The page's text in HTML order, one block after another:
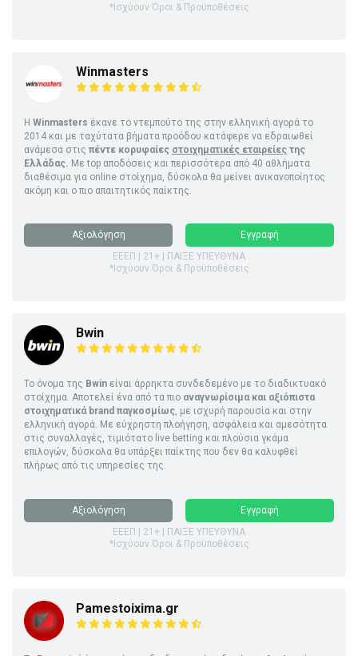
*Ισχύουν Όροι & Προϋποθέσεις
Winmasters
Η Winmasters έκανε το ντεμπούτο της στην ελληνική αγορά το
2014 και με ταχύτατα βήματα προόδου κατάφερε να εδραιωθεί
ανάμεσα στις πέντε κορυφαίες στοιχηματικές εταιρείες της
Ελλάδας. Με top αποδόσεις και περισσότερα από 40 αθλήματα
διαθέσιμα για online στοίχημα, δύσκολα θα μείνει ανικανοποίητος
ακόμη και ο πιο απαιτητικός παίκτης.
Αξιολόγηση
Εγγραφή
ΕΕΕΠ | 21+ | ΠΑΙΞΕ ΥΠΕΥΘΥΝΑ
*Ισχύουν Όροι & Προϋποθέσεις
Bwin
Το όνομα της Bwin είναι άρρηκτα συνδεδεμένο με το διαδικτυακό
στοίχημα. Αποτελεί ένα από τα πιο αναγνωρίσιμα και αξιόπιστα
στοιχηματικά brand παγκοσμίως, με ισχυρή παρουσία και στην
ελληνική αγορά. Με εύχρηστη πλοήγηση, ασφάλεια και αμεσότητα
στις συναλλαγές, τιμιότατο live betting και πλούσια γκάμα
επιλογών, δύσκολα θα υπάρξει παίκτης που δεν θα καλυφθεί
πλήρως από τις υπηρεσίες της.
Αξιολόγηση
Εγγραφή
ΕΕΕΠ | 21+ | ΠΑΙΞΕ ΥΠΕΥΘΥΝΑ
*Ισχύουν Όροι & Προϋποθέσεις
Pamestoixima.gr